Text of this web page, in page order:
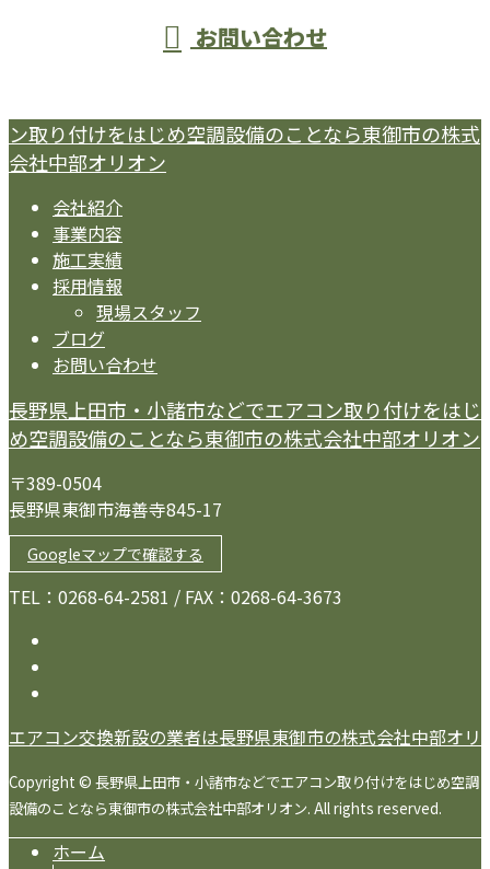
お問い合わせ
ン取り付けをはじめ空調設備のことなら東御市の株式
会社中部オリオン
会社紹介
事業内容
施工実績
採用情報
現場スタッフ
ブログ
お問い合わせ
長野県上田市・小諸市などでエアコン取り付けをはじ
め空調設備のことなら東御市の株式会社中部オリオン
〒389-0504
長野県東御市海善寺845-17
Googleマップで確認する
TEL：0268-64-2581 / FAX：0268-64-3673
エアコン交換新設の業者は長野県東御市の株式会社中部オ
Copyright © 長野県上田市・小諸市などでエアコン取り付けをはじめ空調
設備のことなら東御市の株式会社中部オリオン. All rights reserved.
ホーム